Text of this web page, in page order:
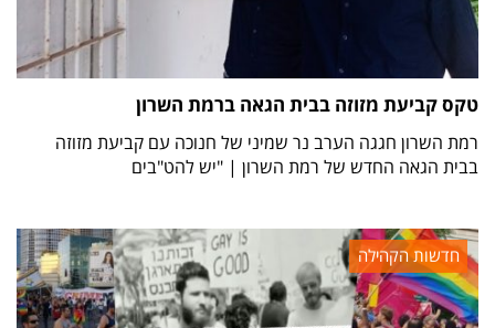
טקס קביעת מזוזה בבית הגאה ברמת השרון
רמת השרון חגגה הערב נר שמיני של חנוכה עם קביעת מזוזה
בבית הגאה החדש של רמת השרון | "יש להט"בים
חדשות הקהילה